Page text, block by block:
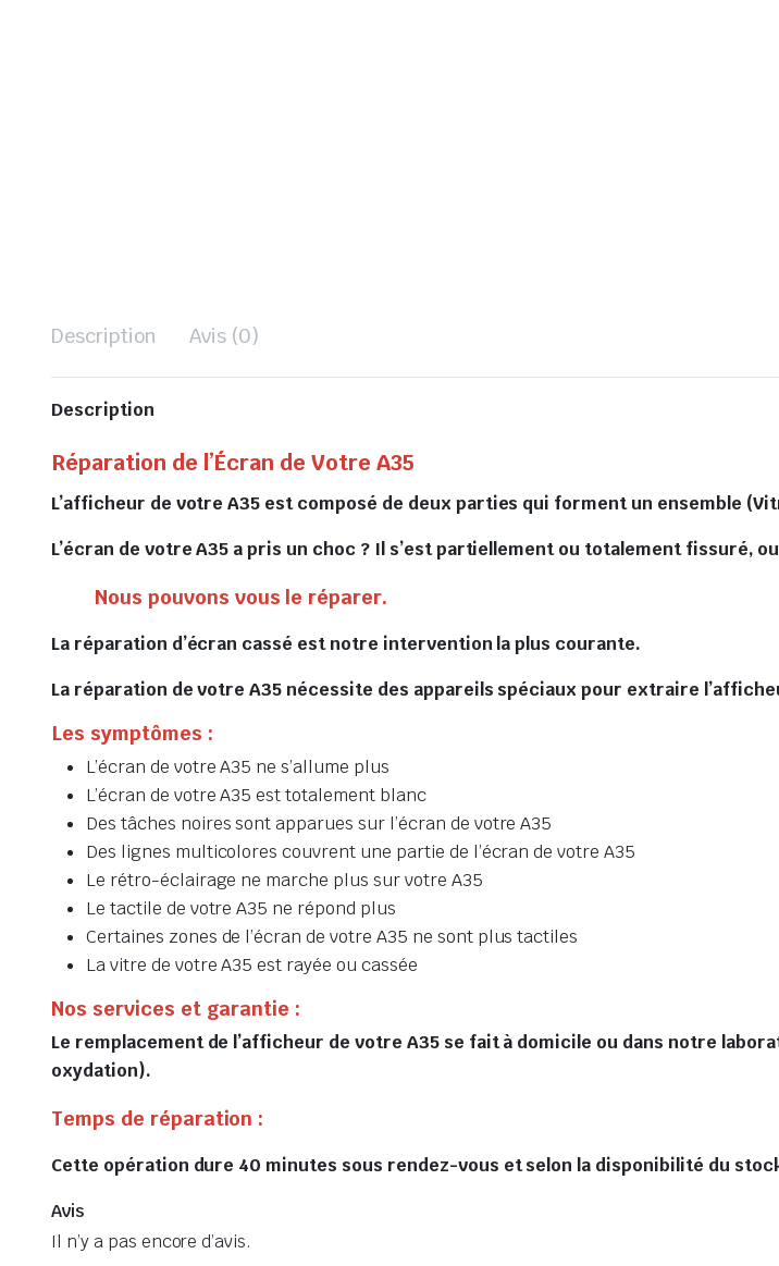
Description Avis (0)
Description
Réparation de l’Écran de Votre A35
L’afficheur de votre A35 est composé de deux parties qui forment un ensemble
L’écran de votre A35 a pris un choc ? Il s’est partiellement ou totalement fissuré,
Nous pouvons vous le réparer.
La réparation d’écran cassé est notre intervention la plus courante.
La réparation de votre A35 nécessite des appareils spéciaux pour extraire
Les symptômes :
L’écran de votre A35 ne s’allume plus
L’écran de votre A35 est totalement blanc
Des tâches noires sont apparues sur l’écran de votre A35
Des lignes multicolores couvrent une partie de l’écran de votre A35
Le rétro-éclairage ne marche plus sur votre A35
Le tactile de votre A35 ne répond plus
Certaines zones de l’écran de votre A35 ne sont plus tactiles
La vitre de votre A35 est rayée ou cassée
Nos services et garantie :
Le remplacement de l’afficheur de votre A35 se fait à domicile ou dans notre
oxydation).
Temps de réparation :
Cette opération dure 40 minutes sous rendez-vous et selon la disponibilité du
Avis
Il n’y a pas encore d’avis.